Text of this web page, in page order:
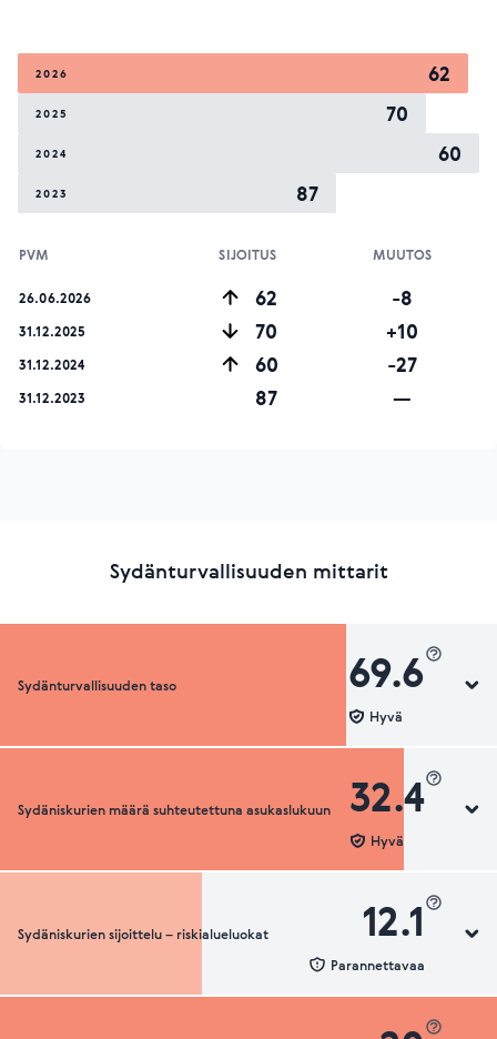
2026 62
2025 70
2024 60
2023 87
PVM SIJOITUS MUUTOS
26.06.2026 62 -8
31.12.2025 70 +10
31.12.2024 60 -27
31.12.2023 87 —
Sydänturvallisuuden mittarit
Sydänturvallisuuden taso 69.6
Hyvä
Sydänturvallisuuden luokka
Sydäniskurien määrä suhteutettuna asukaslukuun 32.4
Hyvä
Sydäniskurien määrä suhteutettuna asukaslukuun
Sydäniskurien sijoittelu – riskialueluokat 12.1
Parannettavaa